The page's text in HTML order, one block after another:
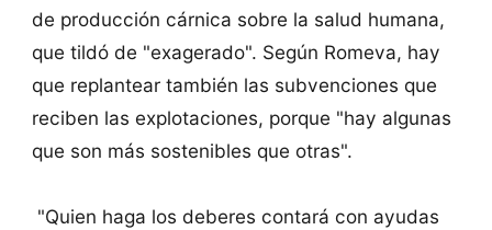
de producción cárnica sobre la salud humana,
que tildó de "exagerado". Según Romeva, hay
que replantear también las subvenciones que
reciben las explotaciones, porque "hay algunas
que son más sostenibles que otras".
"Quien haga los deberes contará con ayudas